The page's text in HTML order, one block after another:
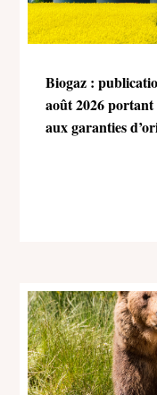
Biogaz :
août 2026 portant
aux garanties